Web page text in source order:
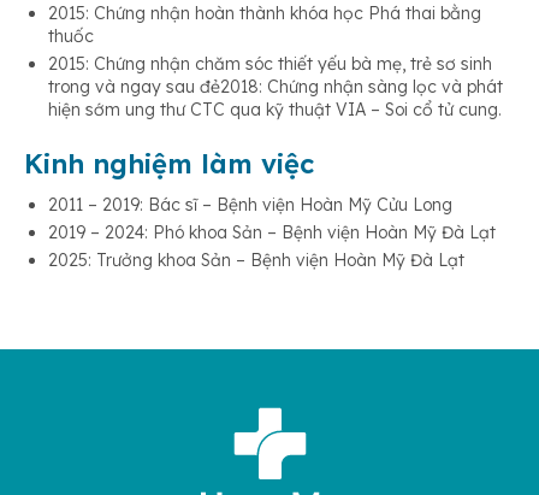
2015: Chứng nhận hoàn thành khóa học Phá thai bằng
thuốc
2015: Chứng nhận chăm sóc thiết yếu bà mẹ, trẻ sơ sinh
trong và ngay sau đẻ2018: Chứng nhận sàng lọc và phát
hiện sớm ung thư CTC qua kỹ thuật VIA – Soi cổ tử cung.
Kinh nghiệm làm việc
2011 – 2019: Bác sĩ – Bệnh viện Hoàn Mỹ Cửu Long
2019 – 2024: Phó khoa Sản – Bệnh viện Hoàn Mỹ Đà Lạt
2025: Trưởng khoa Sản – Bệnh viện Hoàn Mỹ Đà Lạt